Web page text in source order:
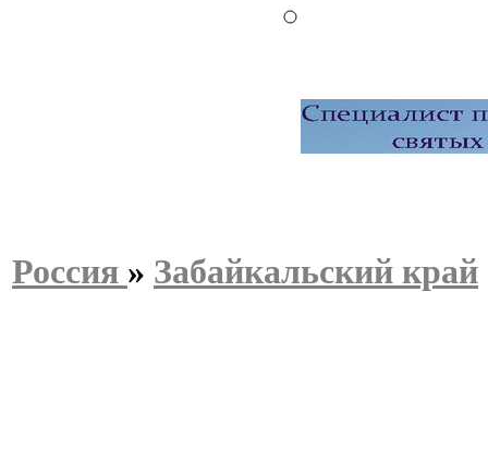
Россия » Забайкальский край